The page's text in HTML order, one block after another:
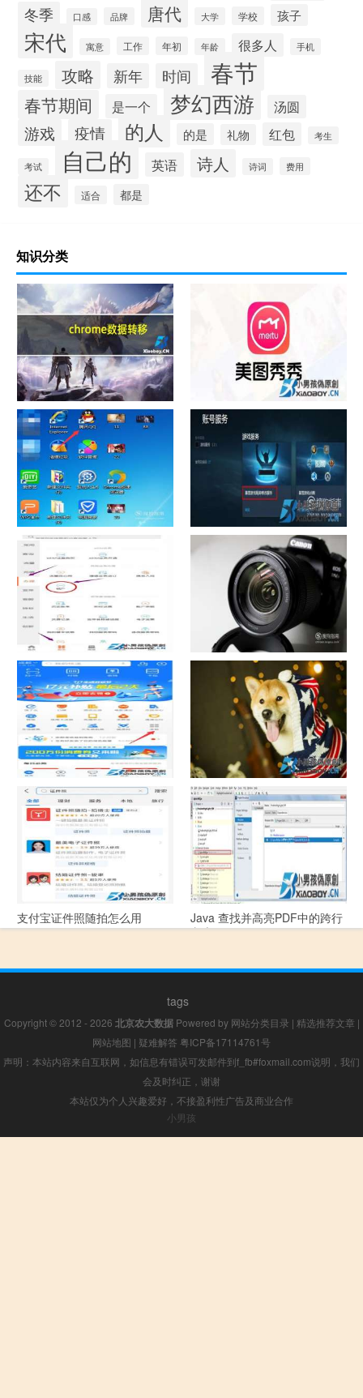
冬季 口感 品牌 唐代 大学 学校 孩子
宋代 寓意 工作 年初 年龄 很多人 手机
技能 攻略 新年 时间 春节
春节期间 是一个 梦幻西游 汤圆
游戏 疫情 的人 的是 礼物 红包 考生
考试 自己的 英语 诗人 诗词 费用
还不 适合 都是
知识分类
chrome数据转移 怎样给照片换背景
如何看认识QQ好友具体多少天
了
战网怎么修改昵称？
中国联通手机营业厅销户操作
指引
摄影作品的欣赏方法
支付宝怎么拍违章挣钱？
宠物定位器app开发可以解决哪
些问题？
支付宝证件照随拍怎么用
Java 查找并高亮PDF中的跨行
文本
tags
Copyright © 2012 - 2026 北京农大数据Powered by 网站分类目录 | 精选推荐文章 |
网站地图 | 疑难解答 粤ICP备17114761号
声明：本站内容来自互联网，如信息有错误可发邮件到f_fb#foxmail.com说明，我们
会及时纠正，谢谢
本站仅为个人兴趣爱好，不接盈利性广告及商业合作
小男孩